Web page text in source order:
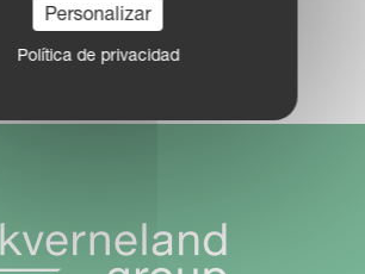
RED COMERCIAL
Personalizar
Política de privacidad